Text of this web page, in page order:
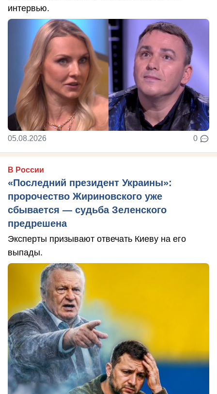
интервью.
05.08.2026 0
В России
«Последний президент Украины»:
пророчество Жириновского уже
сбывается — судьба Зеленского
предрешена
Эксперты призывают отвечать Киеву на его
выпады.